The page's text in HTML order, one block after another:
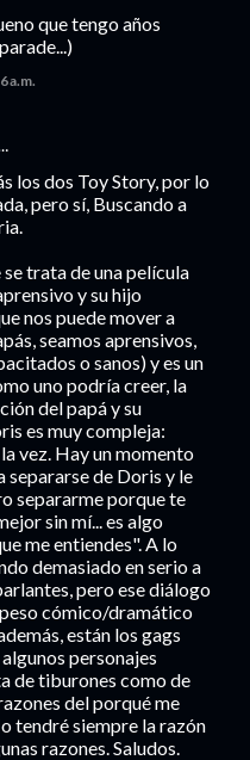
que tengo años
a.m.
los dos Toy Story, por lo
pero sí, Buscando a
trata de una película
y su hijo
nos puede mover a
seamos aprensivos,
o sanos) y es un
uno podría creer, la
del papá y su
es muy compleja:
vez. Hay un momento
separarse de Doris y le
separarme porque te
sin mí... es algo
me entiendes". A lo
demasiado en serio a
pero ese diálogo
cómico/dramático
están los gags
personajes
de tiburones como de
del porqué me
tendré siempre la razón
razones. Saludos.